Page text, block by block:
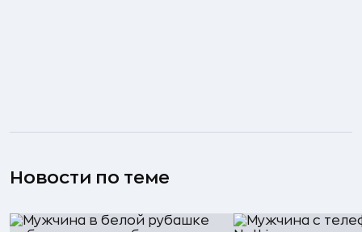
Новости по теме